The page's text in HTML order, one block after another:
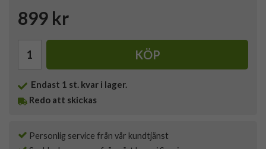
899 kr
KÖP
Endast 1 st. kvar i lager.
Redo att skickas
Personlig service från vår kundtjänst